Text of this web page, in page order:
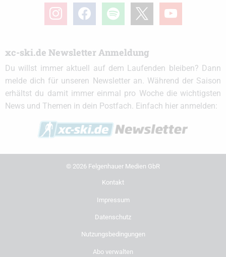
instagramfacebook spotify youtube
xc-ski.de Newsletter Anmeldung
Du willst immer aktuell auf dem Laufenden bleiben? Dann
melde dich für unseren Newsletter an. Während der Saison
erhältst du damit immer einmal pro Woche die wichtigsten
News und Themen in dein Postfach. Einfach hier anmelden:
© 2026 Felgenhauer Medien GbR
Kontakt
Impressum
Datenschutz
Nutzungsbedingungen
Abo verwalten